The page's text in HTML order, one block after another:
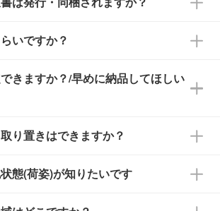
入金をお願いしておりますが、自
月末締め翌月末払いに対応可能で
卒園記念品で対策委員会や個人様
保育園であれば、同様の条件でご
担当スタッフまでお気軽にご相談
書は ご依頼をいただいた場合の
データをメール添付でお送りし
ームの『ご注文に関する備考欄』
いですか？
合(500個程度)
ージ画像の校了から約2週間～2
、1～2営業日で出荷いたしま
きますか？/早めに納品してほしい
がある場合は、お問い合わせ・お
り置きはできますか？
に在庫を確保し、注文確定のご連
態(荷姿)が知りたいです